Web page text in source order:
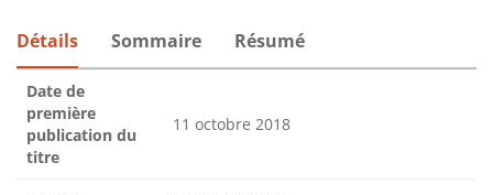
Détails Sommaire Résumé
Date de
première
publication du
titre
11 octobre 2018